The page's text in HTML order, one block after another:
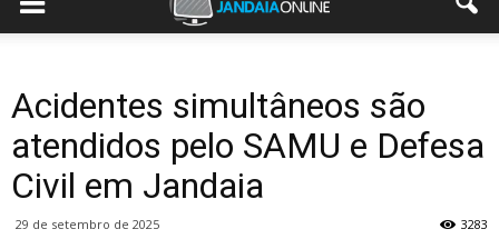
Acidentes simultâneos são
atendidos pelo SAMU e Defesa
Civil em Jandaia
29 de setembro de 2025 3283